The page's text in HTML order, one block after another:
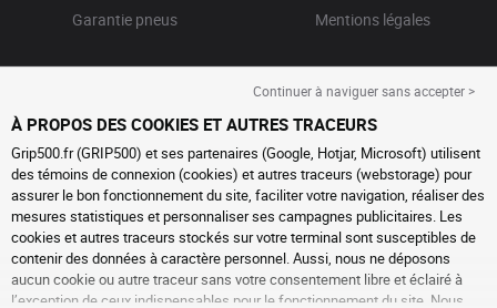
Garantie pneus
Mentions légales
Continuer à naviguer sans accepter >
À PROPOS DES COOKIES ET AUTRES TRACEURS
Grip500.fr (GRIP500) et ses partenaires (Google, Hotjar, Microsoft) utilisent
des témoins de connexion (cookies) et autres traceurs (webstorage) pour
assurer le bon fonctionnement du site, faciliter votre navigation, réaliser des
mesures statistiques et personnaliser ses campagnes publicitaires. Les
cookies et autres traceurs stockés sur votre terminal sont susceptibles de
contenir des données à caractère personnel. Aussi, nous ne déposons
aucun cookie ou autre traceur sans votre consentement libre et éclairé à
l’exception de ceux indispensables pour le fonctionnement du site. Nous